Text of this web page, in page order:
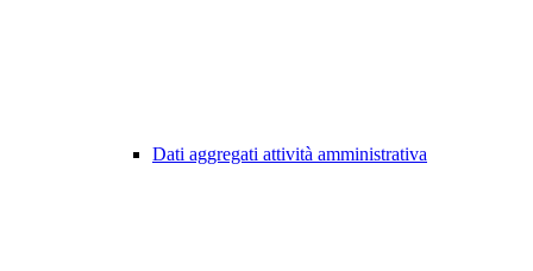
Dati aggregati attività amministrativa